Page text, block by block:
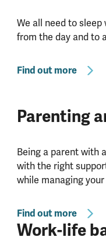
We all need to
from the day and to
Find out more
Parenting
Being a parent with
with the right
while managing
Find out more
Work-life